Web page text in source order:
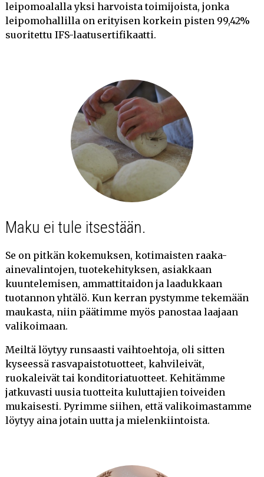
leipomoalalla yksi harvoista toimijoista, jonka
leipomohallilla on erityisen korkein pisten 99,42%
suoritettu IFS-laatusertifikaatti.
Maku ei tule itsestään.
Se on pitkän kokemuksen, kotimaisten raaka-
ainevalintojen, tuotekehityksen, asiakkaan
kuuntelemisen, ammattitaidon ja laadukkaan
tuotannon yhtälö. Kun kerran pystymme tekemään
maukasta, niin päätimme myös panostaa laajaan
valikoimaan.
Meiltä löytyy runsaasti vaihtoehtoja, oli sitten
kyseessä rasvapaistotuotteet, kahvileivät,
ruokaleivät tai konditoriatuotteet. Kehitämme
jatkuvasti uusia tuotteita kuluttajien toiveiden
mukaisesti. Pyrimme siihen, että valikoimastamme
löytyy aina jotain uutta ja mielenkiintoista.